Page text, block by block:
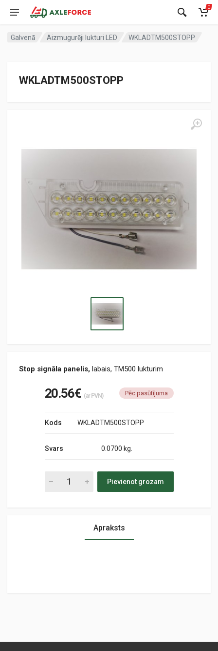
0
Galvenā Aizmugurēji lukturi LED WKLADTM500STOPP
WKLADTM500STOPP
Stop signāla panelis, labais, TM500 lukturim
20.56€ (ar PVN) Pēc pasūtījuma
Kods WKLADTM500STOPP
Svars 0.0700 kg.
Pievienot grozam
Apraksts